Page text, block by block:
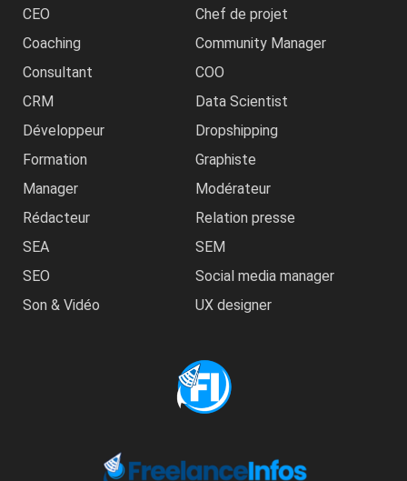
CEO
Chef de projet
Coaching
Community Manager
Consultant
COO
CRM
Data Scientist
Développeur
Dropshipping
Formation
Graphiste
Manager
Modérateur
Rédacteur
Relation presse
SEA
SEM
SEO
Social media manager
Son & Vidéo
UX designer